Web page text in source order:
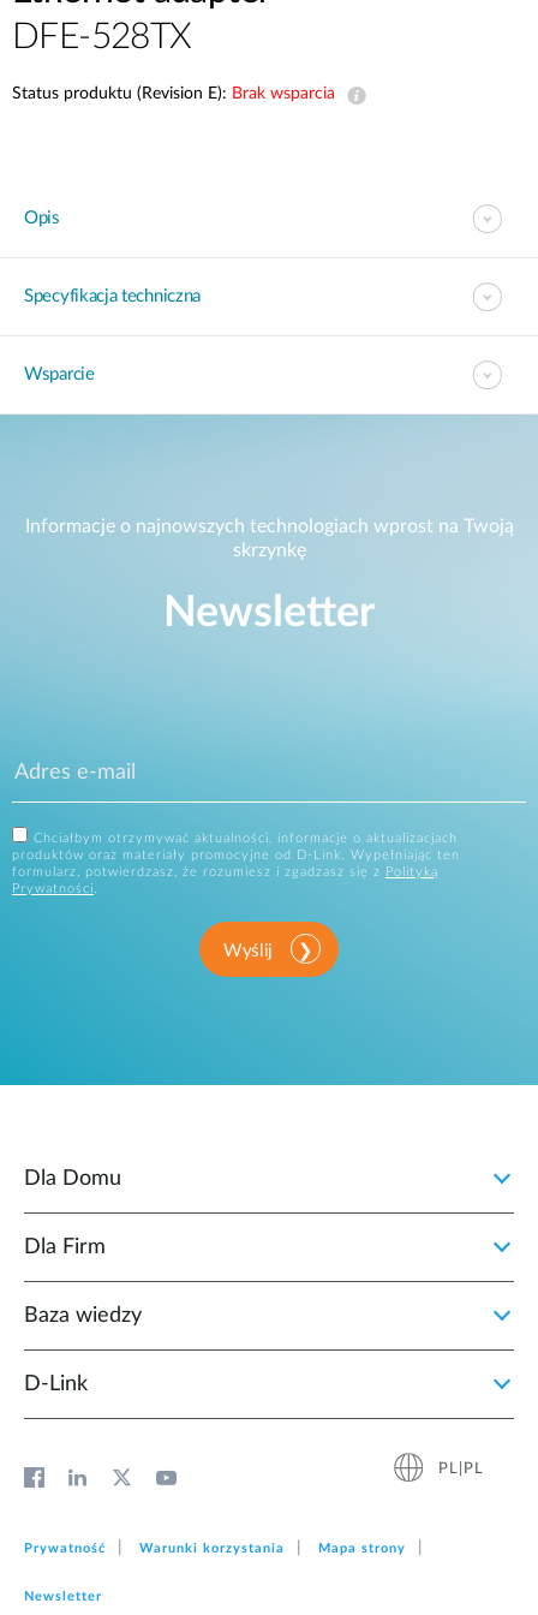
DFE-528TX
Status produktu (Revision E): Brak wsparcia
Opis
Specyfikacja techniczna
Wsparcie
Informacje o najnowszych technologiach wprost na Twoją
skrzynkę
Newsletter
Chciałbym otrzymywać aktualności, informacje o aktualizacjach
produktów oraz materiały promocyjne od D-Link. Wypełniając ten
formularz, potwierdzasz, że rozumiesz i zgadzasz się z
Polityką
Prywatności.
Wyślij
Dla Domu
Dla Firm
Baza wiedzy
D‑Link
PL|PL
Prywatność Warunki korzystania Mapa strony
Newsletter